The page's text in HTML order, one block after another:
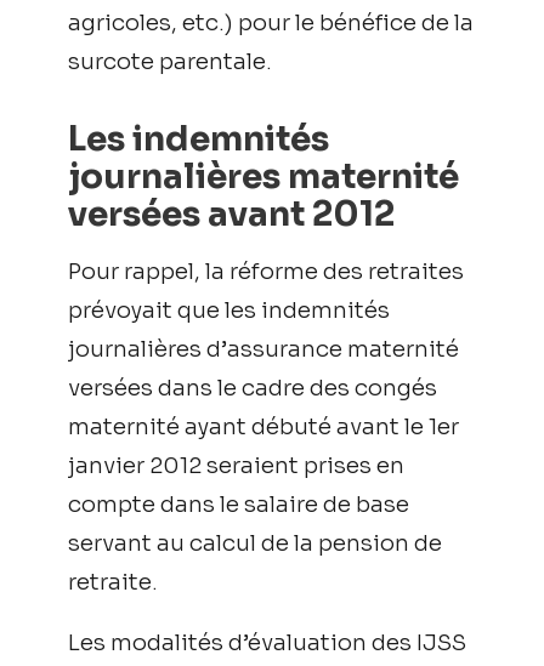
agricoles, etc.) pour le bénéfice de la
surcote parentale.
Les indemnités
journalières maternité
versées avant 2012
Pour rappel, la réforme des retraites
prévoyait que les indemnités
journalières d’assurance maternité
versées dans le cadre des congés
maternité ayant débuté avant le 1er
janvier 2012 seraient prises en
compte dans le salaire de base
servant au calcul de la pension de
retraite.
Les modalités d’évaluation des IJSS